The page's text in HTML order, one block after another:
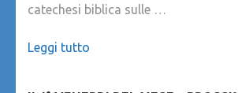
catechesi biblica sulle …
Leggi tutto